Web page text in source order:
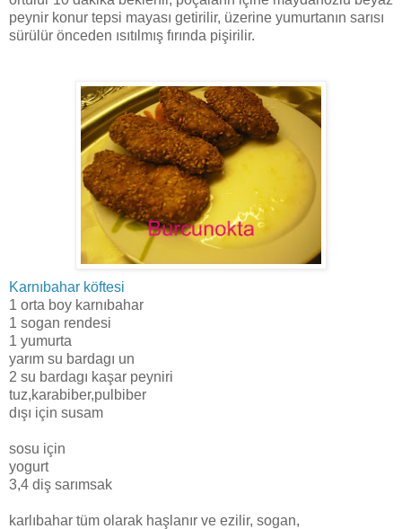
peynir konur tepsi mayası getirilir, üzerine yumurtanın sarısı
sürülür önceden ısıtılmış fırında pişirilir.
Karnıbahar köftesi
1 orta boy karnıbahar
1 sogan rendesi
1 yumurta
yarım su bardagı un
2 su bardagı kaşar peyniri
tuz,karabiber,pulbiber
dışı için susam
sosu için
yogurt
3,4 diş sarımsak
karlıbahar tüm olarak haşlanır ve ezilir, sogan,